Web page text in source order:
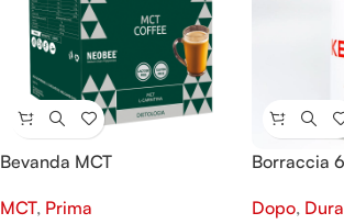
Bevanda MCT
MCT, Prima
Borraccia
Dopo,